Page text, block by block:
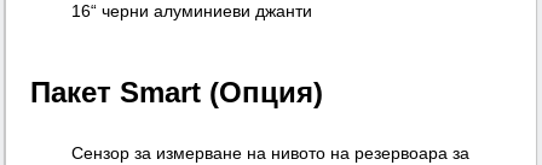
16“ черни алуминиеви джанти
Пакет Smart (Опция)
Сензор за измерване на нивото на резервоара за